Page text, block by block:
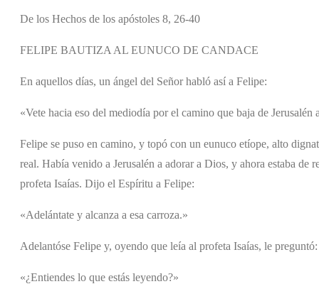
De los Hechos de los apóstoles 8, 26-40
FELIPE BAUTIZA AL EUNUCO DE CANDACE
En aquellos días, un ángel del Señor habló así a Felipe:
«Vete hacia eso del mediodía por el camino que baja de Jerusalén
Felipe se puso en camino, y topó con un eunuco etíope, alto
real. Había venido a Jerusalén a adorar a Dios, y ahora estaba de
profeta Isaías. Dijo el Espíritu a Felipe:
«Adelántate y alcanza a esa carroza.»
Adelantóse Felipe y, oyendo que leía al profeta Isaías, le preguntó:
«¿Entiendes lo que estás leyendo?»